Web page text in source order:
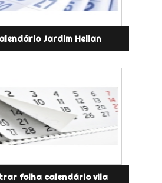
Jardim Helian
folha calendário vila